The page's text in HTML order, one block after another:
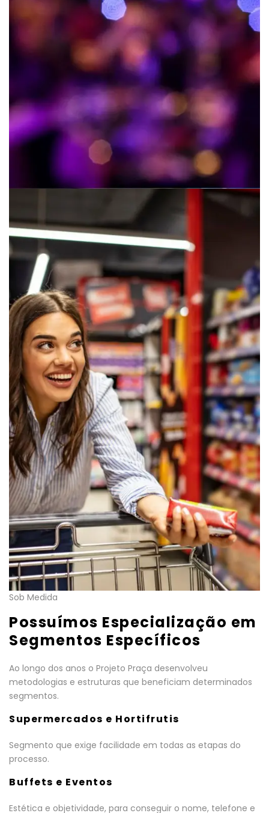
Sob Medida
Possuímos Especialização em
Segmentos Específicos
Ao longo dos anos o Projeto Praça desenvolveu
metodologias e estruturas que beneficiam determinados
segmentos.
Supermercados e Hortifrutis
Segmento que exige facilidade em todas as etapas do
processo.
Buffets e Eventos
Estética e objetividade, para conseguir o nome, telefone e